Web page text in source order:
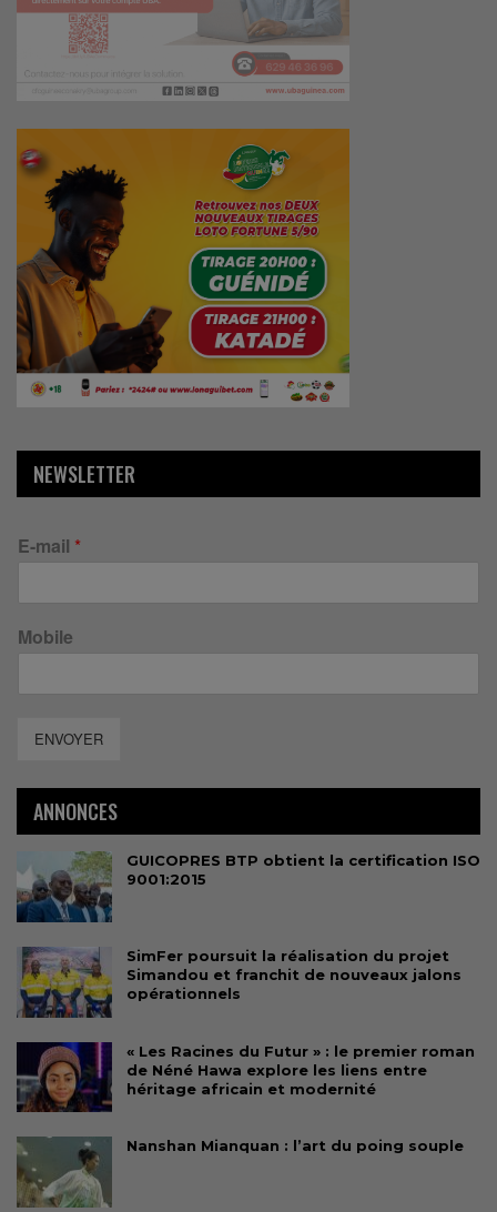
NEWSLETTER
E-mail *
Mobile
ENVOYER
ANNONCES
GUICOPRES BTP obtient la certification ISO
9001:2015
SimFer poursuit la réalisation du projet
Simandou et franchit de nouveaux jalons
opérationnels
« Les Racines du Futur » : le premier roman
de Néné Hawa explore les liens entre
héritage africain et modernité
Nanshan Mianquan : l’art du poing souple